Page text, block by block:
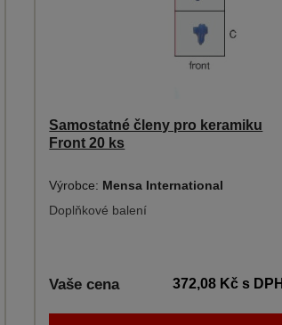
Samostatné členy pro keramiku
Front 20 ks
Výrobce: Mensa International
Doplňkové balení
Vaše cena 372,08 Kčs DPH